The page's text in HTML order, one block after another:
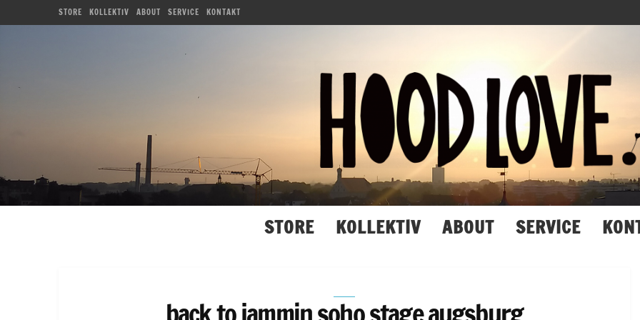
STORE KOLLEKTIV ABOUT SERVICE KONTAKT
Hood
Love
STORE KOLLEKTIV ABOUT SERVICE